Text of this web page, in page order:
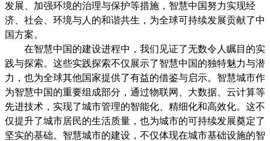
发展、加强环境的治理与保护等措施，智慧中国努力实现经
济、社会、环境与人的和谐共生，为全球可持续发展贡献了中
国方案。
在智慧中国的建设进程中，我们见证了无数令人瞩目的实
践与探索。这些实践探索不仅展示了智慧中国的独特魅力与潜
力，也为全球其他国家提供了有益的借鉴与启示。智慧城市作
为智慧中国的重要组成部分，通过物联网、大数据、云计算等
先进技术，实现了城市管理的智能化、精细化和高效化。这不
仅提升了城市居民的生活质量，也为城市的可持续发展奠定了
坚实的基础。智慧城市的建设，不仅体现在城市基础设施的智